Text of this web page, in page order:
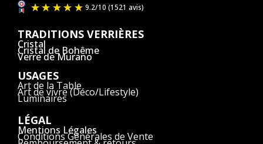
TRADITIONS VERRIÈRES
Cristal
Cristal de Bohême
Verre de Murano
USAGES
Art de la Table
Art de vivre (Déco/Lifestyle)
Luminaires
LÉGAL
Mentions Légales
Conditions Générales de Vente